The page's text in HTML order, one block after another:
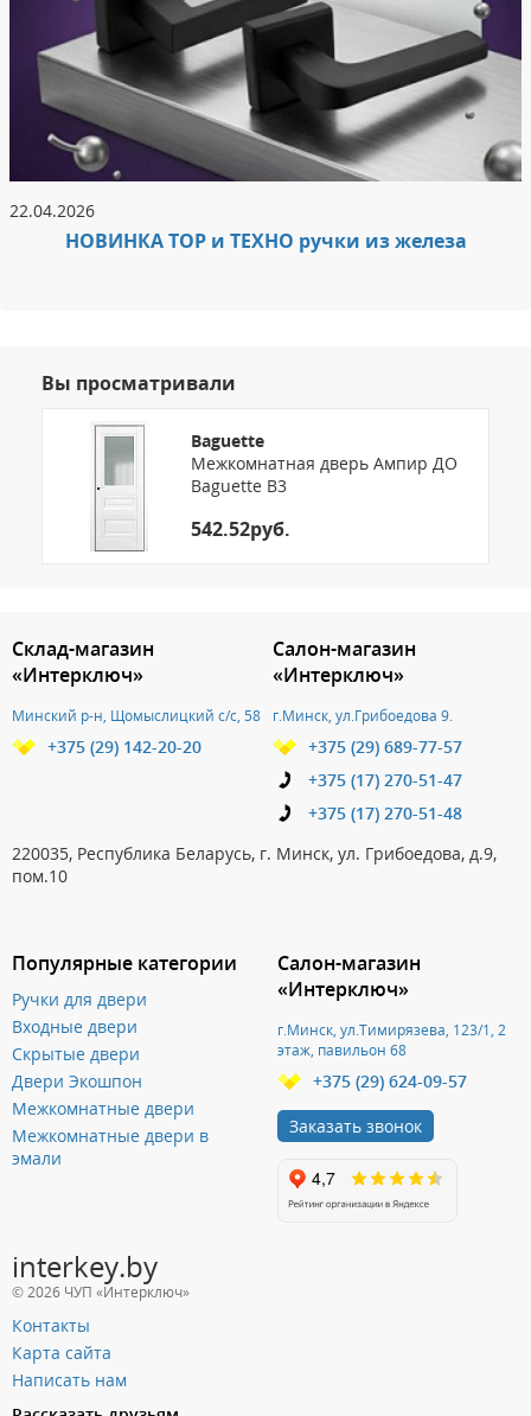
22.04.2026
НОВИНКА ТОР и ТЕХНО ручки из железа
Вы просматривали
Baguette
Межкомнатная дверь Ампир ДО
Baguette B3
542.52руб.
Популярные категории
Ручки для двери
Входные двери
Скрытые двери
Двери Экошпон
Межкомнатные двери
Межкомнатные двери в
эмали
Склад-магазин
«Интерключ»
Минский р-н, Щомыслицкий с/с, 58
+375 (29) 142-20-20
Салон-магазин
«Интерключ»
г.Минск, ул.Грибоедова 9.
+375 (29) 689-77-57
+375 (17) 270-51-47
+375 (17) 270-51-48
220035, Республика Беларусь, г. Минск, ул. Грибоедова, д.9,
пом.10
Салон-магазин
«Интерключ»
г.Минск, ул.Тимирязева, 123/1, 2
этаж, павильон 68
+375 (29) 624-09-57
Заказать звонок
interkey.by
© 2026 ЧУП «Интерключ»
Контакты
Карта сайта
Написать нам